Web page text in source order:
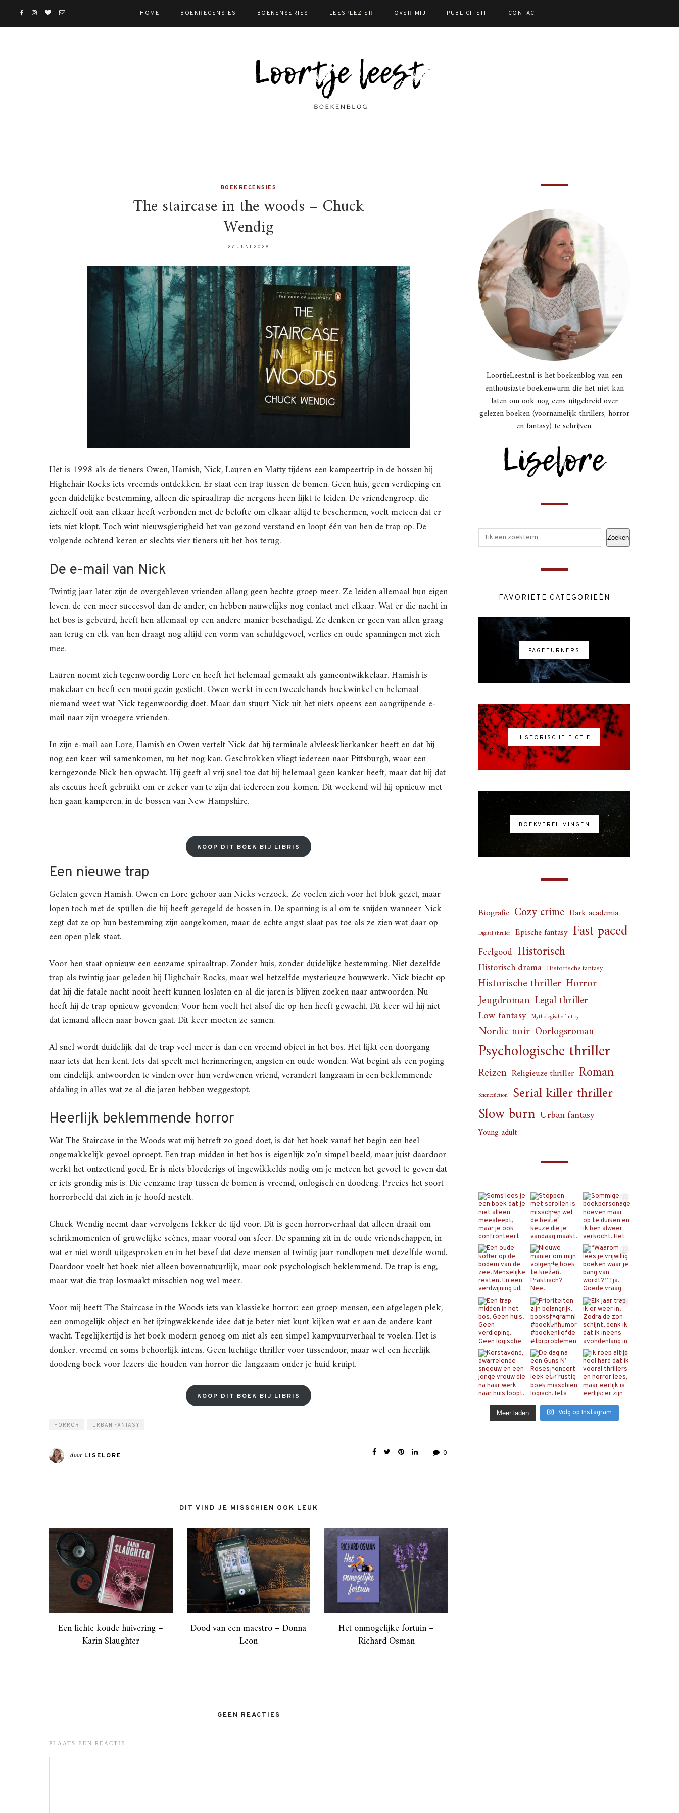
HOME BOEKRECENSIES BOEKENSERIES LEESPLEZIER OVER MIJ PUBLICITEIT CONTACT
BOEKRECENSIES
The staircase in the woods – Chuck
Wendig
27 JUNI 2026
Het is 1998 als de tieners Owen, Hamish, Nick, Lauren en Matty tijdens een kampeertrip in de bossen bij
Highchair Rocks iets vreemds ontdekken. Er staat een trap tussen de bomen. Geen huis, geen verdieping en
geen duidelijke bestemming, alleen die spiraaltrap die nergens heen lijkt te leiden. De vriendengroep, die
zichzelf ooit aan elkaar heeft verbonden met de belofte om elkaar altijd te beschermen, voelt meteen dat er
iets niet klopt. Toch wint nieuwsgierigheid het van gezond verstand en loopt één van hen de trap op. De
volgende ochtend keren er slechts vier tieners uit het bos terug.
De e-mail van Nick
Twintig jaar later zijn de overgebleven vrienden allang geen hechte groep meer. Ze leiden allemaal hun eigen
leven, de een meer succesvol dan de ander, en hebben nauwelijks nog contact met elkaar. Wat er die nacht in
het bos is gebeurd, heeft hen allemaal op een andere manier beschadigd. Ze denken er geen van allen graag
aan terug en elk van hen draagt nog altijd een vorm van schuldgevoel, verlies en oude spanningen met zich
mee.
Lauren noemt zich tegenwoordig Lore en heeft het helemaal gemaakt als gameontwikkelaar. Hamish is
makelaar en heeft een mooi gezin gesticht. Owen werkt in een tweedehands boekwinkel en helemaal
niemand weet wat Nick tegenwoordig doet. Maar dan stuurt Nick uit het niets opeens een aangrijpende e-
mail naar zijn vroegere vrienden.
In zijn e-mail aan Lore, Hamish en Owen vertelt Nick dat hij terminale alvleesklierkanker heeft en dat hij
nog een keer wil samenkomen, nu het nog kan. Geschrokken vliegt iedereen naar Pittsburgh, waar een
kerngezonde Nick hen opwacht. Hij geeft al vrij snel toe dat hij helemaal geen kanker heeft, maar dat hij dat
als excuus heeft gebruikt om er zeker van te zijn dat iedereen zou komen. Dit weekend wil hij opnieuw met
hen gaan kamperen, in de bossen van New Hampshire.
KOOP DIT BOEK BIJ LIBRIS
Een nieuwe trap
Gelaten geven Hamish, Owen en Lore gehoor aan Nicks verzoek. Ze voelen zich voor het blok gezet, maar
lopen toch met de spullen die hij heeft geregeld de bossen in. De spanning is al om te snijden wanneer Nick
zegt dat ze op hun bestemming zijn aangekomen, maar de echte angst slaat pas toe als ze zien wat daar op
een open plek staat.
Voor hen staat opnieuw een eenzame spiraaltrap. Zonder huis, zonder duidelijke bestemming. Niet dezelfde
trap als twintig jaar geleden bij Highchair Rocks, maar wel hetzelfde mysterieuze bouwwerk. Nick biecht op
dat hij die fatale nacht nooit heeft kunnen loslaten en al die jaren is blijven zoeken naar antwoorden. Nu
heeft hij de trap opnieuw gevonden. Voor hem voelt het alsof die op hen heeft gewacht. Dit keer wil hij niet
dat iemand alleen naar boven gaat. Dit keer moeten ze samen.
Al snel wordt duidelijk dat de trap veel meer is dan een vreemd object in het bos. Het lijkt een doorgang
naar iets dat hen kent. Iets dat speelt met herinneringen, angsten en oude wonden. Wat begint als een poging
om eindelijk antwoorden te vinden over hun verdwenen vriend, verandert langzaam in een beklemmende
afdaling in alles wat ze al die jaren hebben weggestopt.
Heerlijk beklemmende horror
Wat The Staircase in the Woods wat mij betreft zo goed doet, is dat het boek vanaf het begin een heel
ongemakkelijk gevoel oproept. Een trap midden in het bos is eigenlijk zo’n simpel beeld, maar juist daardoor
werkt het ontzettend goed. Er is niets bloederigs of ingewikkelds nodig om je meteen het gevoel te geven dat
er iets grondig mis is. Die eenzame trap tussen de bomen is vreemd, onlogisch en doodeng. Precies het soort
horrorbeeld dat zich in je hoofd nestelt.
Chuck Wendig neemt daar vervolgens lekker de tijd voor. Dit is geen horrorverhaal dat alleen draait om
schrikmomenten of gruwelijke scènes, maar vooral om sfeer. De spanning zit in de oude vriendschappen, in
wat er niet wordt uitgesproken en in het besef dat deze mensen al twintig jaar rondlopen met dezelfde wond.
Daardoor voelt het boek niet alleen bovennatuurlijk, maar ook psychologisch beklemmend. De trap is eng,
maar wat die trap losmaakt misschien nog wel meer.
Voor mij heeft The Staircase in the Woods iets van klassieke horror: een groep mensen, een afgelegen plek,
een onmogelijk object en het ijzingwekkende idee dat je beter niet kunt kijken wat er aan de andere kant
wacht. Tegelijkertijd is het boek modern genoeg om niet als een simpel kampvuurverhaal te voelen. Het is
donker, vreemd en soms behoorlijk intens. Geen luchtige thriller voor tussendoor, maar wel een heerlijk
doodeng boek voor lezers die houden van horror die langzaam onder je huid kruipt.
KOOP DIT BOEK BIJ LIBRIS
HORROR URBAN FANTASY
door LISELORE 0
DIT VIND JE MISSCHIEN OOK LEUK
Een lichte koude huivering –
Karin Slaughter
Dood van een maestro – Donna
Leon
Het onmogelijke fortuin –
Richard Osman
GEEN REACTIES
PLAATS EEN REACTIE
LoortjeLeest.nl is het boekenblog van een
enthousiaste boekenwurm die het niet kan
laten om ook nog eens uitgebreid over
gelezen boeken (voornamelijk thrillers, horror
en fantasy) te schrijven.
Zoeken
FAVORIETE CATEGORIEËN
PAGETURNERS
HISTORISCHE FICTIE
BOEKVERFILMINGEN
Biografie Cozy crime Dark academia
Digital thriller Epische fantasy Fast paced
Feelgood Historisch
Historisch drama Historische fantasy
Historische thriller Horror
Jeugdroman Legal thriller
Low fantasy Mythologische fantasy
Nordic noir Oorlogsroman
Psychologische thriller
Reizen Religieuze thriller Roman
Sciencefiction Serial killer thriller
Slow burn Urban fantasy
Young adult
Meer laden Volg op Instagram